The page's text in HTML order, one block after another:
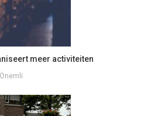
meer activiteiten